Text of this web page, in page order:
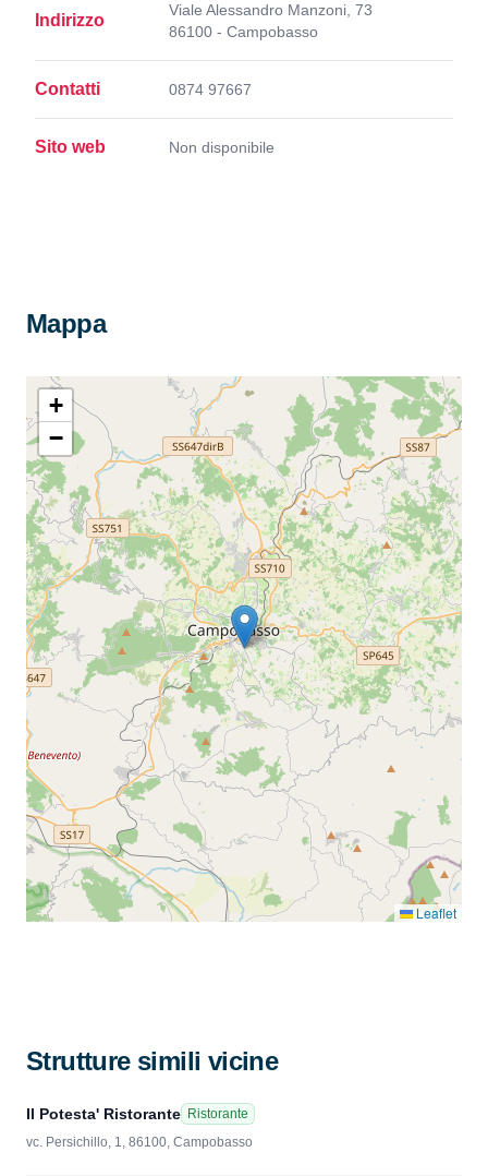
Indirizzo
Viale Alessandro Manzoni, 73
86100 - Campobasso
Contatti 0874 97667
Sito web Non disponibile
Mappa
+
−
Leaflet
Strutture simili vicine
Il Potesta' Ristorante Ristorante
vc. Persichillo, 1, 86100, Campobasso